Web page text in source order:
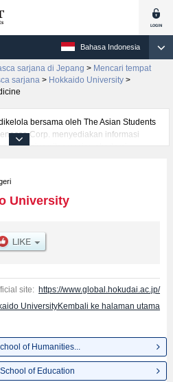
Bahasa Indonesia
sarjana di Jepang > Mencari tempat
sarjana > Hokkaido University >
bersama oleh The Asian Students
Corp. menyediakan informasi
universitas yunior, akademi
%%, serta berbagai informasi yang
seperti kuota untuk jumlah
masuk mahasiswa(i) mancanegara,
University
site: https://www.global.hokudai.ac.jp/
UniversityKembali ke halaman utama
of Humanities...
of Education